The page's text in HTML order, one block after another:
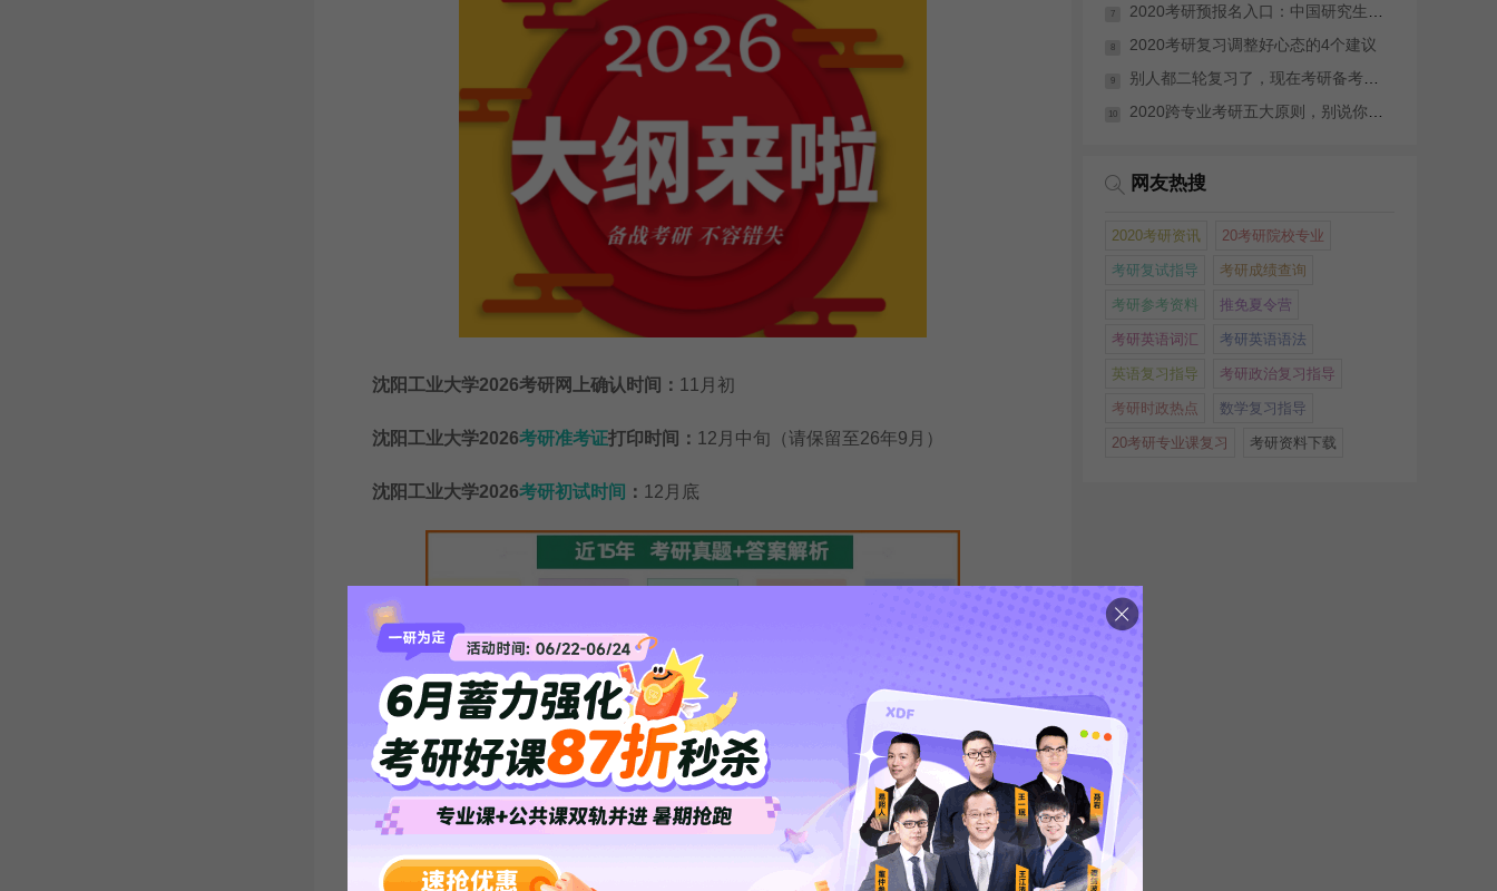
沈阳工业大学2026考研网上确认时间： 11月初
沈阳工业大学2026考研准考证打印时间： 12月中旬（请保留至26年9月）
沈阳工业大学2026考研初试时间 ： 12月底
2026年考研预报名流程详细步骤（图解）
【点击查看：2026年考研预报名流程详细步骤
7
8
9
10
2020考研复习调整好心态的4个建议
网友热搜
2020考研资讯 20考研院校专业
考研复试指导 考研成绩查询
考研参考资料 推免夏令营
考研英语词汇 考研英语语法
英语复习指导 考研政治复习指导
考研时政热点 数学复习指导
20考研专业课复习 考研资料下载